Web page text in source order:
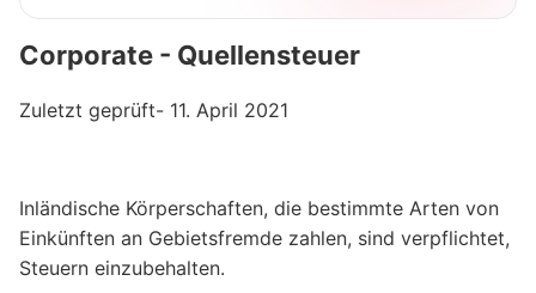
Corporate - Quellensteuer
Zuletzt geprüft- 11. April 2021
Inländische Körperschaften, die bestimmte Arten von
Einkünften an Gebietsfremde zahlen, sind verpflichtet,
Steuern einzubehalten.